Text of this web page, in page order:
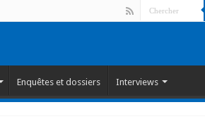
Enquêtes et dossiers Interviews